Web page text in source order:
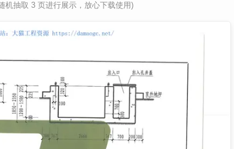
机抽取 3 页进行展示，放心下载使用)